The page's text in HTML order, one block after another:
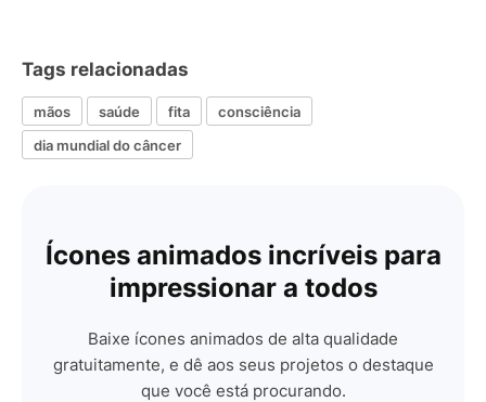
Tags relacionadas
mãos saúde fita
consciência
dia mundial do câncer
Ícones animados incríveis para
impressionar a todos
Baixe ícones animados de alta qualidade
gratuitamente, e dê aos seus projetos o destaque
que você está procurando.